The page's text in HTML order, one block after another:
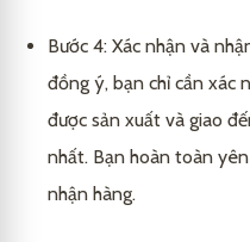
Bước 4: Xác nhận và
đồng ý, bạn chỉ cần xác
được sản xuất và giao
nhất. Bạn hoàn toàn
nhận hàng.